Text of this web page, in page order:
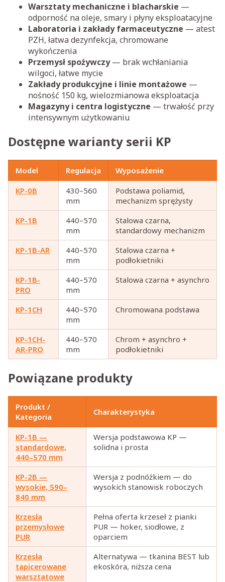
Warsztaty mechaniczne i blacharskie —
odporność na oleje, smary i płyny eksploatacyjne
Laboratoria i zakłady farmaceutyczne — atest
PZH, łatwa dezynfekcja, chromowane
wykończenia
Przemysł spożywczy— brak wchłaniania
wilgoci, łatwe mycie
Zakłady produkcyjne i linie montażowe —
nośność 150 kg, wielozmianowa eksploatacja
Magazyny i centra logistyczne — trwałość przy
intensywnym użytkowaniu
Dostępne warianty serii KP
Model Regulacja
Wyposażenie
KP-0B
430–560
mm
Podstawa poliamid,
mechanizm sprężysty
KP-1B
440–570
mm
Stalowa czarna,
standardowy mechanizm
KP-1B-AR
440–570
mm
Stalowa czarna +
podłokietniki
KP-1B-
PRO
440–570
mm
Stalowa czarna + asynchro
KP-1CH
440–570
mm
Chromowana podstawa
KP-1CH-
AR-PRO
440–570
mm
Chrom + asynchro +
podłokietniki
Powiązane produkty
Produkt /
Kategoria
Charakterystyka
KP-1B —
standardowe,
440–570 mm
Wersja podstawowa KP —
solidna i prosta
KP-2B —
wysokie, 590–
840 mm
Wersja z podnóżkiem — do
wysokich stanowisk roboczych
Krzesła
przemysłowe
PUR
Pełna oferta krzeseł z pianki
PUR — hoker, siodłowe, z
oparciem
Krzesła
tapicerowane
warsztatowe
Alternatywa — tkanina BEST lub
ekoskóra, niższa cena